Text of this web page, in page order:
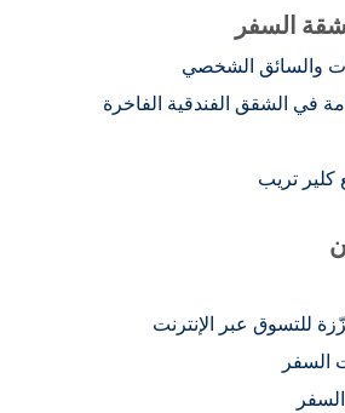
السفر
والسائق الشخصي
في الشقق الفندقية الفاخرة
تريب
للتسوق عبر الإنترنت
السفر